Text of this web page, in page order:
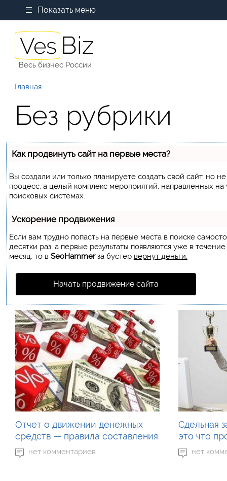
Показать меню
Весь бизнес России
Главная
Без рубрики
Как продвинуть сайт на первые места?
Вы создали или только планируете создать свой сайт, но
процесс, а целый комплекс мероприятий, направленных
поисковых системах.
Ускорение продвижения
Если вам трудно попасть на первые места в поиске
десятки раз, а первые результаты появляются уже в
месяц, то в SeoHammerза бустер вернут деньги.
Начать продвижение сайта
Отчет о движении денежных
средств — правила составления
нет комментариев
Сдельная
это что
нет